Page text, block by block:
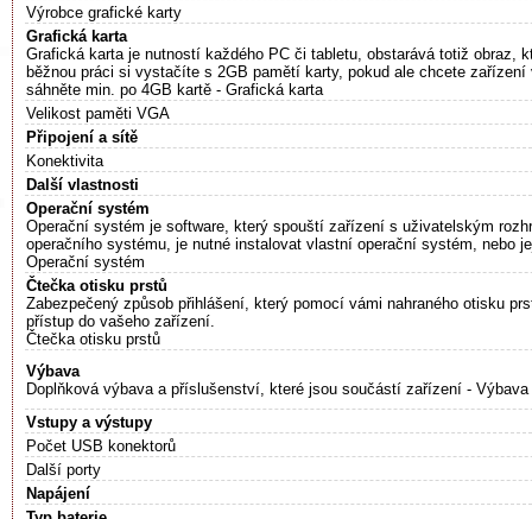
Výrobce grafické karty
Grafická karta
Grafická karta je nutností každého PC či tabletu, obstarává totiž obraz,
běžnou práci si vystačíte s 2GB pamětí karty, pokud ale chcete
sáhněte min. po 4GB kartě - Grafická karta
Velikost paměti VGA
Připojení a sítě
Konektivita
Další vlastnosti
Operační systém
Operační systém je software, který spouští zařízení s uživatelským
operačního systému, je nutné instalovat vlastní operační systém, nebo
Operační systém
Čtečka otisku prstů
Zabezpečený způsob přihlášení, který pomocí vámi nahraného otisku
přístup do vašeho zařízení.
Čtečka otisku prstů
Výbava
Doplňková výbava a příslušenství, které jsou součástí zařízení - Výbava
Vstupy a výstupy
Počet USB konektorů
Další porty
Napájení